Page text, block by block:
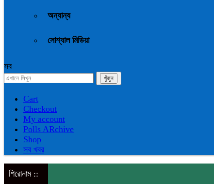
অন্যান্য
সোশ্যাল মিডিয়া
সব
Cart
Checkout
My account
Polls ARchive
Shop
সব খবর
শিরোনাম ::